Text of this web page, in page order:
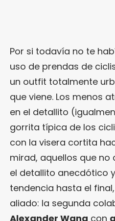
Por si todavía no te
uso de prendas de
un outfit totalmente
que viene. Los menos
en el detallito
gorrita típica de los
con la visera cortita
mirad, aquellos que no
el detallito anecdótico
tendencia hasta el
aliado: la segunda
Alexander Wang con